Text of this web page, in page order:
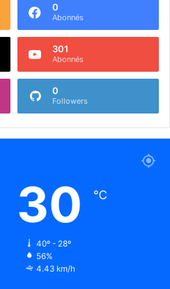
0
Abonnés
301
Abonnés
0
Followers
30 ℃
40º - 28º
56%
4.43 km/h